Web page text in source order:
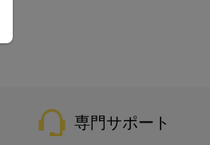
専門サポート